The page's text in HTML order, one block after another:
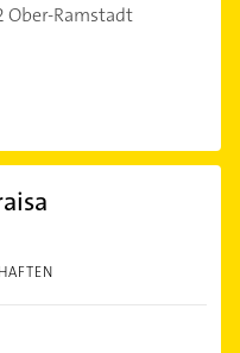
Ober-Ramstadt